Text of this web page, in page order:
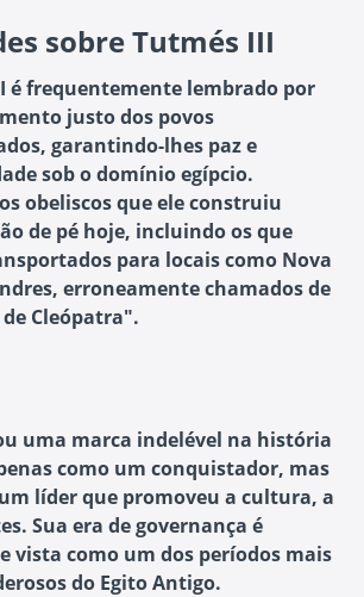
sobre Tutmés III
é frequentemente lembrado por
justo dos povos
garantindo-lhes paz e
sob o domínio egípcio.
obeliscos que ele construiu
de pé hoje, incluindo os que
para locais como Nova
erroneamente chamados de
Cleópatra".
uma marca indelével na história
como um conquistador, mas
líder que promoveu a cultura, a
Sua era de governança é
vista como um dos períodos mais
do Egito Antigo.